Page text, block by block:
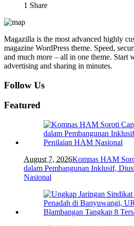
1 Share
Magazilla is the most advanced highly
magazine WordPress theme. Speed,
and much more – all in one theme. Start
advertising and sharing in minutes.
Follow Us
Featured
August 7, 2026Komnas HAM
dalam Pembangunan Inklusif,
Nasional